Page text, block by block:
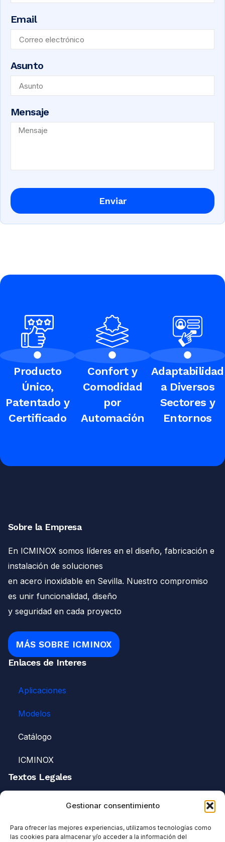
Gestionar consentimiento
Para ofrecer las mejores experiencias, utilizamos tecnologías como
las cookies para almacenar y/o acceder a la información del
Email
Asunto
Mensaje
Enviar
Producto
Único,
Patentado y
Certificado
Confort y
Comodidad
por
Automación
Adaptabilidad
a Diversos
Sectores y
Entornos
Sobre la Empresa
En ICMINOX somos líderes en el diseño, fabricación e
instalación de soluciones
en acero inoxidable en Sevilla. Nuestro compromiso
es unir funcionalidad, diseño
y seguridad en cada proyecto
MÁS SOBRE ICMINOX
Enlaces de Interes
Aplicaciones
Modelos
Catálogo
ICMINOX
Textos Legales
Avisos Legales
Política de Privacidad